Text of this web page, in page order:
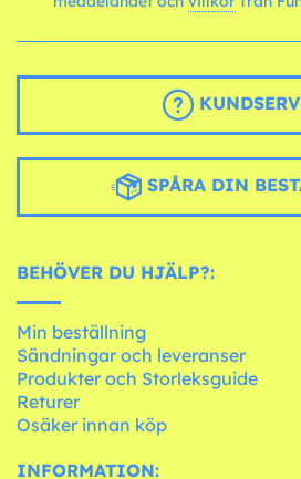
SPÅRA DIN
BEHÖVER DU HJÄLP?:
Min beställning
Sändningar och leveranser
Produkter och Storleksguide
Returer
Osäker innan köp
INFORMATION: